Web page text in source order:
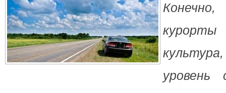
курорты